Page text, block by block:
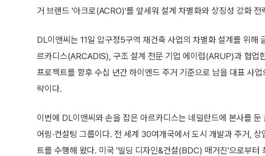
거 브랜드 '아크로(ACRO)'를 앞세워 설계 차별화와 상징성 강화 전
DL이앤씨는 11일 압구정5구역 재건축 사업의 차별화 설계를 위해
르카디스(ARCADIS), 구조 설계 전문 기업 에이럽(ARUP)과 협업
프로젝트를 향후 수십 년간 하이엔드 주거 기준으로 남을 대표 사
략이다.
이번에 DL이앤씨와 손을 잡은 아르카디스는 네덜란드에 본사를 둔
어링·컨설팅 그룹이다. 전 세계 30여개국에서 도시 개발과 주거, 상
트를 수행해 왔다. 미국 '빌딩 디자인&건설(BDC) 매거진'으로부